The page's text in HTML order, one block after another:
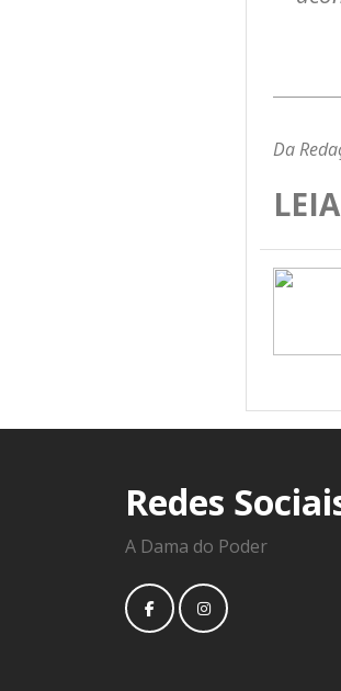
Da
Redes
A Dama do Poder